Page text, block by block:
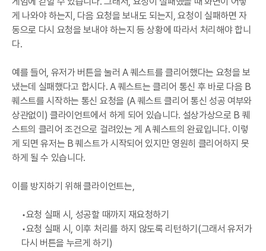
게 나와야 하는지, 다음 요청을 보내도 되는지, 요청이 실패하면 자
동으로 다시 요청을 보내야 하는지 등 상황에 따라서 처리해야 합니
다.
예를 들어, 유저가 버튼을 눌러 A 퀘스트를 클리어했다는 요청을 보
냈는데 실패했다고 합시다. A 퀘스트는 클리어 통신 후 바로 다음 B
퀘스트를 시작하는 통신 요청을 (A 퀘스트 클리어 통신 성공 여부와
상관없이) 클라이언트에서 하게 되어 있습니다. 설상가상으로 B 퀘
스트의 클리어 조건으로 걸려있는 게 A 퀘스트의 완료입니다. 이렇
게 되면 유저는 B 퀘스트가 시작되어 있지만 영원히 클리어하지 못
하게 될 수 있습니다.
이를 방지하기 위해 클라이언트는,
요청 실패 시, 성공할 때까지 재요청하기
요청 실패 시, 이후 처리를 하지 않도록 리턴하기(그래서 유저가
다시 버튼을 누르게 하기)